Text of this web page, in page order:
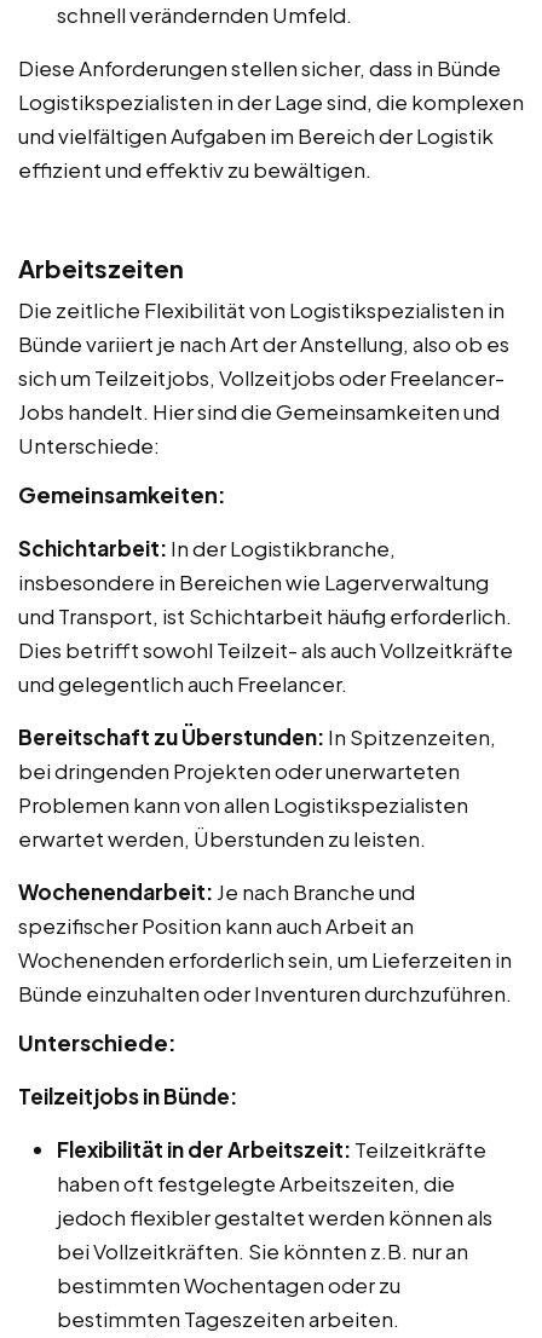
schnell verändernden Umfeld.
Diese Anforderungen stellen sicher, dass in Bünde
Logistikspezialisten in der Lage sind, die komplexen
und vielfältigen Aufgaben im Bereich der Logistik
effizient und effektiv zu bewältigen.
Arbeitszeiten
Die zeitliche Flexibilität von Logistikspezialisten in
Bünde variiert je nach Art der Anstellung, also ob es
sich um Teilzeitjobs, Vollzeitjobs oder Freelancer-
Jobs handelt. Hier sind die Gemeinsamkeiten und
Unterschiede:
Gemeinsamkeiten:
Schichtarbeit: In der Logistikbranche,
insbesondere in Bereichen wie Lagerverwaltung
und Transport, ist Schichtarbeit häufig erforderlich.
Dies betrifft sowohl Teilzeit- als auch Vollzeitkräfte
und gelegentlich auch Freelancer.
Bereitschaft zu Überstunden: In Spitzenzeiten,
bei dringenden Projekten oder unerwarteten
Problemen kann von allen Logistikspezialisten
erwartet werden, Überstunden zu leisten.
Wochenendarbeit: Je nach Branche und
spezifischer Position kann auch Arbeit an
Wochenenden erforderlich sein, um Lieferzeiten in
Bünde einzuhalten oder Inventuren durchzuführen.
Unterschiede:
Teilzeitjobs in Bünde:
Flexibilität in der Arbeitszeit: Teilzeitkräfte
haben oft festgelegte Arbeitszeiten, die
jedoch flexibler gestaltet werden können als
bei Vollzeitkräften. Sie könnten z.B. nur an
bestimmten Wochentagen oder zu
bestimmten Tageszeiten arbeiten.